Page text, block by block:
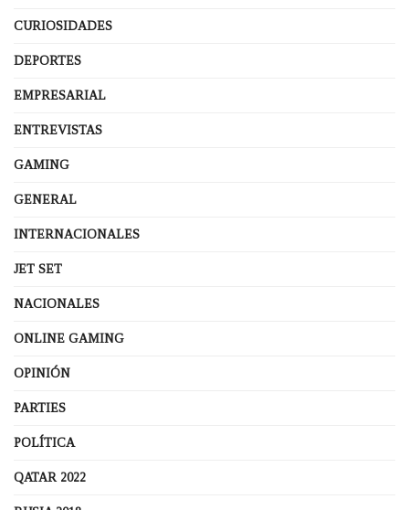
CURIOSIDADES
DEPORTES
EMPRESARIAL
ENTREVISTAS
GAMING
GENERAL
INTERNACIONALES
JET SET
NACIONALES
ONLINE GAMING
OPINIÓN
PARTIES
POLÍTICA
QATAR 2022